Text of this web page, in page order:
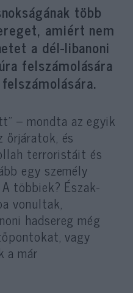
több
amiért nem
a dél-libanoni
felszámolására
– mondta az egyik
őrjáratok, és
terroristáit és
egy személy
többiek? Észak-
vonultak,
hadsereg még
vagy
a már